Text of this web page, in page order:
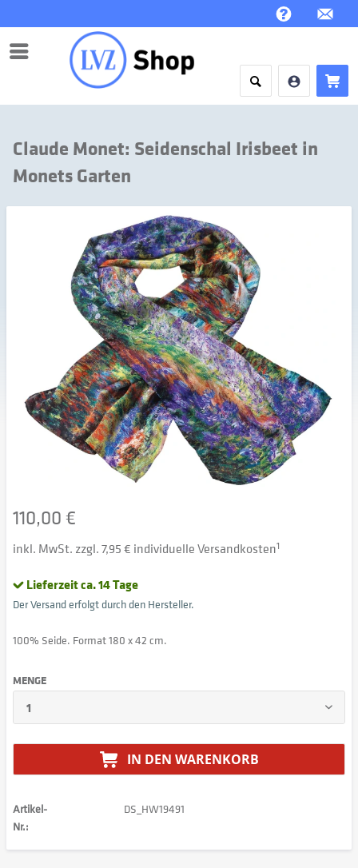
Menü
Claude Monet: Seidenschal Irisbeet in
Monets Garten
110,00 €
inkl. MwSt. zzgl. 7,95 € individuelle Versandkosten1
Lieferzeit ca. 14 Tage
Der Versand erfolgt durch den Hersteller.
100% Seide. Format 180 x 42 cm.
MENGE
IN DEN WARENKORB
Artikel-
Nr.:
DS_HW19491